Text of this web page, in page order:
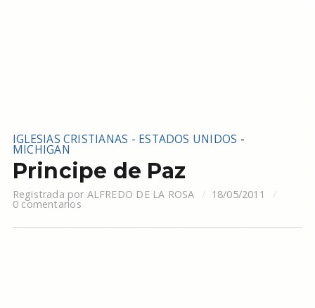
IGLESIAS CRISTIANAS - ESTADOS UNIDOS -
MICHIGAN
Principe de Paz
Registrada por ALFREDO DE LA ROSA 18/05/2011
0 comentarios